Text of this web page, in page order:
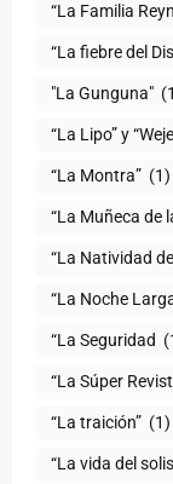
“La Familia
“La fiebre del
“La Lipo” y
“La Montra” (1)
“La Muñeca de
“La Natividad
“La Noche
“La Seguridad
“La Súper
“La traición” (1)
“La vida del